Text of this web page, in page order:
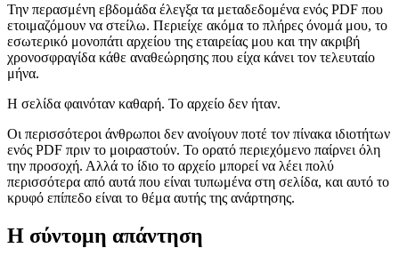
Την περασμένη εβδομάδα έλεγξα τα μεταδεδομένα ενός PDF που
ετοιμαζόμουν να στείλω. Περιείχε ακόμα το πλήρες όνομά μου, το
εσωτερικό μονοπάτι αρχείου της εταιρείας μου και την ακριβή
χρονοσφραγίδα κάθε αναθεώρησης που είχα κάνει τον τελευταίο
μήνα.
Η σελίδα φαινόταν καθαρή. Το αρχείο δεν ήταν.
Οι περισσότεροι άνθρωποι δεν ανοίγουν ποτέ τον πίνακα ιδιοτήτων
ενός PDF πριν το μοιραστούν. Το ορατό περιεχόμενο παίρνει όλη
την προσοχή. Αλλά το ίδιο το αρχείο μπορεί να λέει πολύ
περισσότερα από αυτά που είναι τυπωμένα στη σελίδα, και αυτό το
κρυφό επίπεδο είναι το θέμα αυτής της ανάρτησης.
Η σύντομη απάντηση